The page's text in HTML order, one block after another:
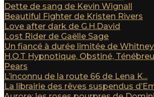
Dette de sang de Kevin Wignall
Beautiful Fighter de Kristen Rivers
Love after dark de G.H.David
Lost Rider de Gaëlle Sage
Un fiancé à durée limitée de Whitney
H.O.T Hypnotique, Obstiné,
Pears
L’inconnu de la route 66 de Lena K...
La librairie des rêves suspendus